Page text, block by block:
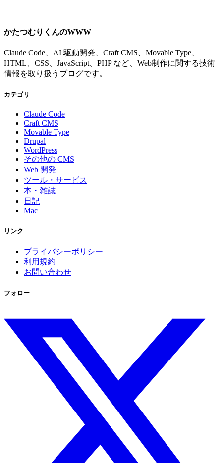
かたつむりくんのWWW
Claude Code、AI 駆動開発、Craft CMS、Movable Type、
HTML、CSS、JavaScript、PHP など、Web制作に関する技術
情報を取り扱うブログです。
カテゴリ
Claude Code
Craft CMS
Movable Type
Drupal
WordPress
その他の CMS
Web 開発
ツール・サービス
本・雑誌
日記
Mac
リンク
プライバシーポリシー
利用規約
お問い合わせ
フォロー